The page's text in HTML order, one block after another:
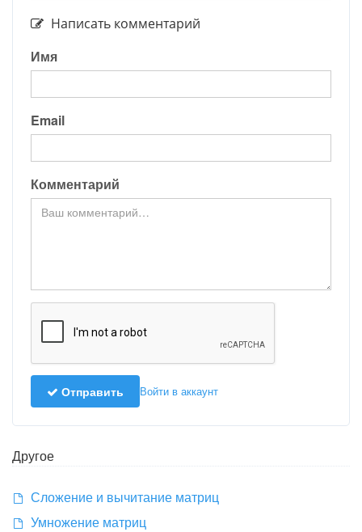
Написать комментарий
Имя
Email
Комментарий
Отправить Войти в аккаунт
Другое
Сложение и вычитание матриц
Умножение матриц